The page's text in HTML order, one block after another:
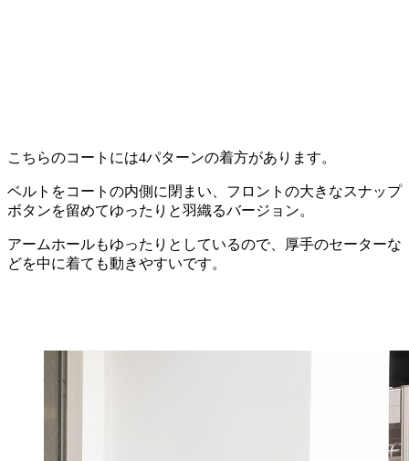
こちらのコートには4パターンの着方があります。
ベルトをコートの内側に閉まい、フロントの大きなスナップ
ボタンを留めてゆったりと羽織るバージョン。
アームホールもゆったりとしているので、厚手のセーターな
どを中に着ても動きやすいです。